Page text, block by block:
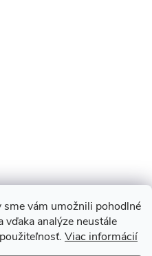
sme vám umožnili pohodlné
analýze neustále
Viac informácií